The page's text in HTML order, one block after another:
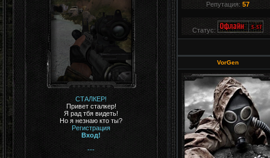
СТАЛКЕР!
Привет сталкер!
Я рад тбя видеть!
Но я незнаю кто ты?
Регистрация
Вход!
---
Репутация: 57
Статус:
VorGen